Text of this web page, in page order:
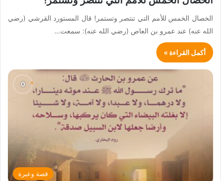
الخصال الخمس للأمم التي تنتصر وتستمر! قال المستورد القرشي (رضي
الله عنه) عند عمرو بن العاص (رضي الله عنه): سمعت…
أكمل القراءة »
قصة وعبرة